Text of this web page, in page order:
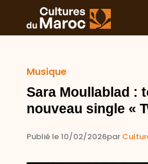
Musique
Sara Moullablad :
nouveau single «
Publié le 10/02/2026par